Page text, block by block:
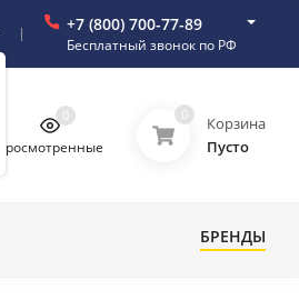
+7 (800) 700-77-89
Бесплатный звонок по РФ
Просмотренные
0 0
Корзина
Пусто
БРЕНДЫ